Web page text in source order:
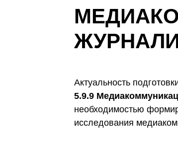
Актуальность
5.9.9
необходимостью
исследования